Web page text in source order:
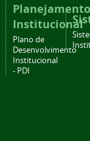
Planejamento
Institucional
Plano de
Desenvolvimento
Institucional
- PDI